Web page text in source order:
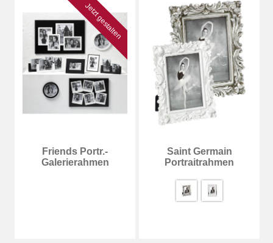
Jetzt gestalten
Friends Portr.-
Galerierahmen
Saint Germain
Portraitrahmen